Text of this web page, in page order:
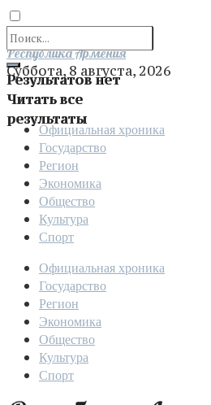
Результатов нет
Читать все
результаты
Отправить
Республика Армения
Суббота, 8 августа, 2026
Официальная хроника
Государство
Регион
Экономика
Общество
Культура
Спорт
Официальная хроника
Государство
Регион
Экономика
Общество
Культура
Спорт